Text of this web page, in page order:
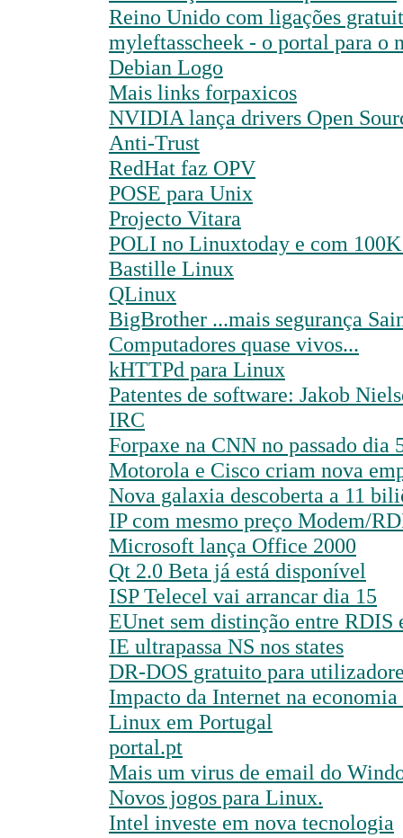
Reino Unido com ligações
myleftasscheek - o portal para o
Debian Logo
Mais links forpaxicos
NVIDIA lança drivers Open
Anti-Trust
RedHat faz OPV
POSE para Unix
Projecto Vitara
POLI no Linuxtoday e com
Bastille Linux
QLinux
BigBrother ...mais segurança
Computadores quase vivos...
kHTTPd para Linux
Patentes de software: Jakob
IRC
Forpaxe na CNN no passado dia
Motorola e Cisco criam nova
Nova galaxia descoberta a 11
IP com mesmo preço Modem/
Microsoft lança Office 2000
Qt 2.0 Beta já está disponível
ISP Telecel vai arrancar dia 15
EUnet sem distinção entre RDIS
IE ultrapassa NS nos states
DR-DOS gratuito para
Impacto da Internet na
Linux em Portugal
portal.pt
Mais um virus de email do
Novos jogos para Linux.
Intel investe em nova tecnologia